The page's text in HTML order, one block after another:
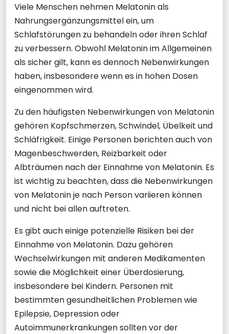
Viele Menschen nehmen Melatonin als
Nahrungsergänzungsmittel ein, um
Schlafstörungen zu behandeln oder ihren Schlaf
zu verbessern. Obwohl Melatonin im Allgemeinen
als sicher gilt, kann es dennoch Nebenwirkungen
haben, insbesondere wenn es in hohen Dosen
eingenommen wird.
Zu den häufigsten Nebenwirkungen von Melatonin
gehören Kopfschmerzen, Schwindel, Übelkeit und
Schläfrigkeit. Einige Personen berichten auch von
Magenbeschwerden, Reizbarkeit oder
Albträumen nach der Einnahme von Melatonin. Es
ist wichtig zu beachten, dass die Nebenwirkungen
von Melatonin je nach Person variieren können
und nicht bei allen auftreten.
Es gibt auch einige potenzielle Risiken bei der
Einnahme von Melatonin. Dazu gehören
Wechselwirkungen mit anderen Medikamenten
sowie die Möglichkeit einer Überdosierung,
insbesondere bei Kindern. Personen mit
bestimmten gesundheitlichen Problemen wie
Epilepsie, Depression oder
Autoimmunerkrankungen sollten vor der